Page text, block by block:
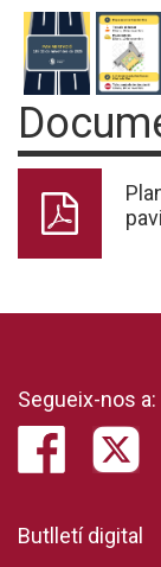
Segueix-nos a:
Butlletí digital